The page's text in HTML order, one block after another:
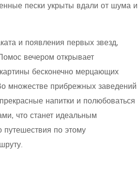
пески укрыты вдали от шума и
и появления первых звезд,
вечером открывает
бесконечно мерцающих
множестве прибрежных заведений
напитки и полюбоваться
что станет идеальным
по этому